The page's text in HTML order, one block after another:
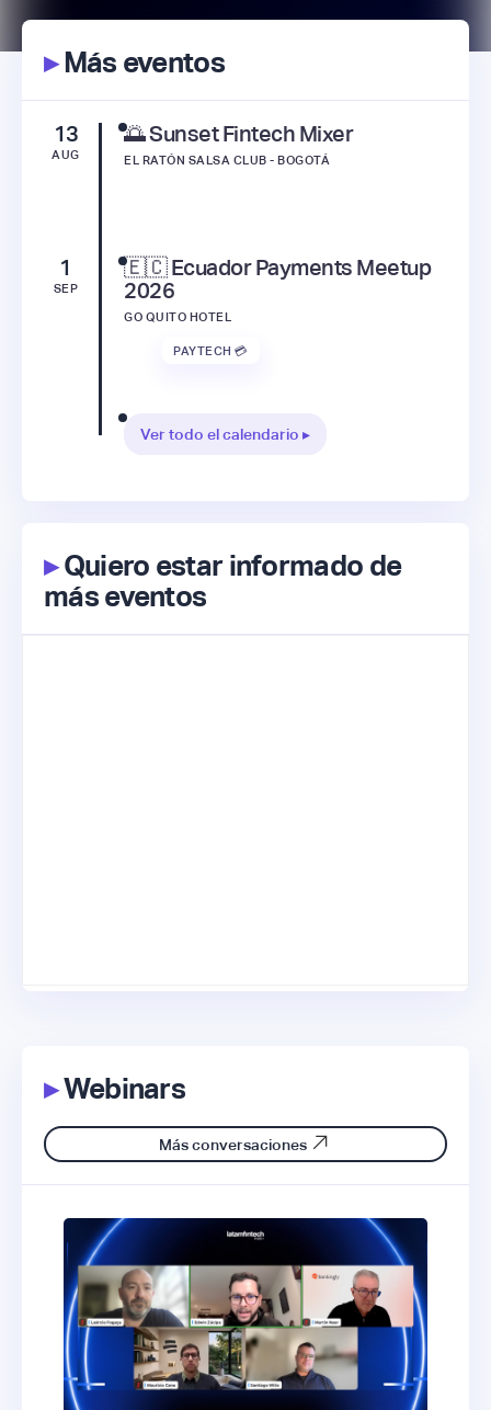
▸Más eventos
13
AUG
🌅 Sunset Fintech Mixer
EL RATÓN SALSA CLUB - BOGOTÁ
1
SEP
🇪🇨 Ecuador Payments Meetup
2026
GO QUITO HOTEL
PAYTECH 💳
Ver todo el calendario ▸
▸Quiero estar informado de
más eventos
▸Webinars
Más conversaciones